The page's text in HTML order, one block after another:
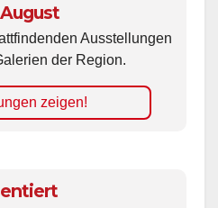
Ausstellungen
der Region.
zeigen!